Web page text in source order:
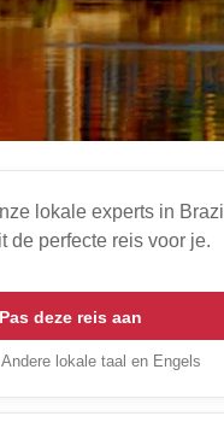
lokale experts in Brazil
de perfecte reis voor je.
Pas deze reis aan
Andere lokale taal en Engels